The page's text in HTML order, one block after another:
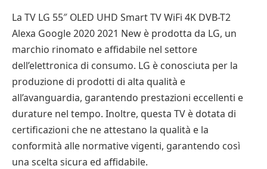
La TV LG 55″ OLED UHD Smart TV WiFi 4K DVB-T2
Alexa Google 2020 2021 New è prodotta da LG, un
marchio rinomato e affidabile nel settore
dell’elettronica di consumo. LG è conosciuta per la
produzione di prodotti di alta qualità e
all’avanguardia, garantendo prestazioni eccellenti e
durature nel tempo. Inoltre, questa TV è dotata di
certificazioni che ne attestano la qualità e la
conformità alle normative vigenti, garantendo così
una scelta sicura ed affidabile.